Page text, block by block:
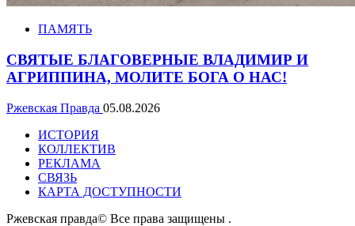
ПАМЯТЬ
СВЯТЫЕ БЛАГОВЕРНЫЕ ВЛАДИМИР И
АГРИППИНА, МОЛИТЕ БОГА О НАС!
Ржевская Правда 05.08.2026
ИСТОРИЯ
КОЛЛЕКТИВ
РЕКЛАМА
СВЯЗЬ
КАРТА ДОСТУПНОСТИ
Ржевская правда© Все права защищены .